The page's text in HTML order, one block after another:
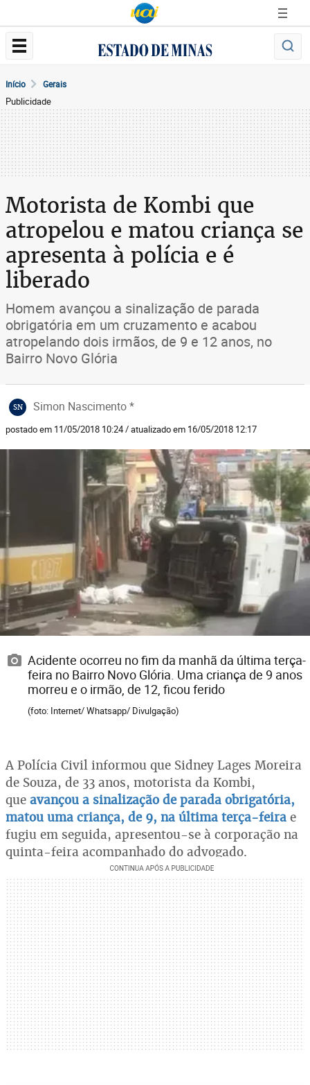
Início Gerais
Publicidade
Motorista de Kombi que
atropelou e matou criança se
apresenta à polícia e é
liberado
Homem avançou a sinalização de parada
obrigatória em um cruzamento e acabou
atropelando dois irmãos, de 9 e 12 anos, no
Bairro Novo Glória
SN Simon Nascimento *
postado em 11/05/2018 10:24 / atualizado em 16/05/2018 12:17
Acidente ocorreu no fim da manhã da última terça-
feira no Bairro Novo Glória. Uma criança de 9 anos
morreu e o irmão, de 12, ficou ferido
(foto: Internet/ Whatsapp/ Divulgação)
A Polícia Civil informou que Sidney Lages Moreira
de Souza, de 33 anos, motorista da Kombi,
que avançou a sinalização de parada obrigatória,
matou uma criança, de 9, na última terça-feira e
fugiu em seguida, apresentou-se à corporação na
quinta-feira acompanhado do advogado.